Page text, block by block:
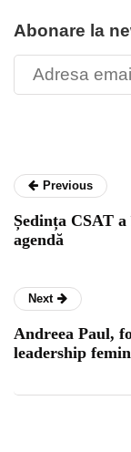
Abonare la
Previous
Ședința CSAT
agendă
Next
Andreea Paul,
leadership